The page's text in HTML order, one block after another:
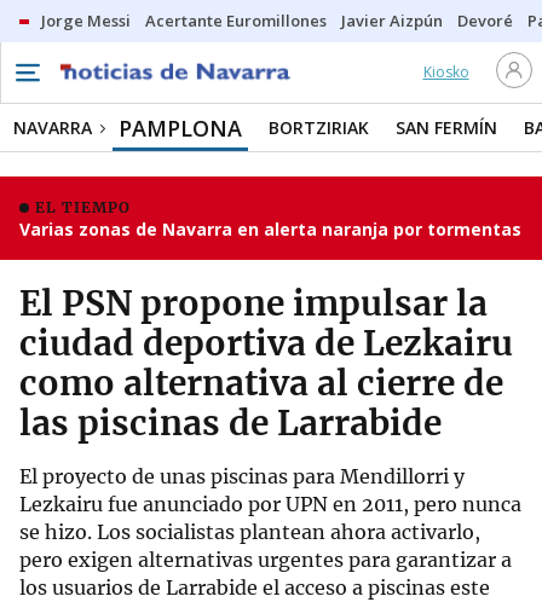
Jorge Messi Acertante Euromillones Javier Aizpún Devoré
Kiosko
NAVARRA PAMPLONA BORTZIRIAK SAN FERMÍN
EL TIEMPO
Varias zonas de Navarra en alerta naranja por tormentas
El PSN propone impulsar la
ciudad deportiva de Lezkairu
como alternativa al cierre de
las piscinas de Larrabide
El proyecto de unas piscinas para Mendillorri y
Lezkairu fue anunciado por UPN en 2011, pero nunca
se hizo. Los socialistas plantean ahora activarlo,
pero exigen alternativas urgentes para garantizar a
los usuarios de Larrabide el acceso a piscinas este